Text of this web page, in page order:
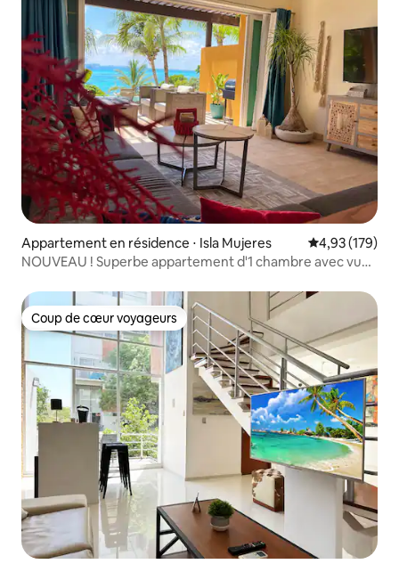
Appartement en résidence ⋅ Isla Mujeres Évaluation
4,93 (179)
NOUVEAU ! Superbe appartement d'1 chambre avec vue
Coup de cœur voyageurs
Coup de cœur voyageurs